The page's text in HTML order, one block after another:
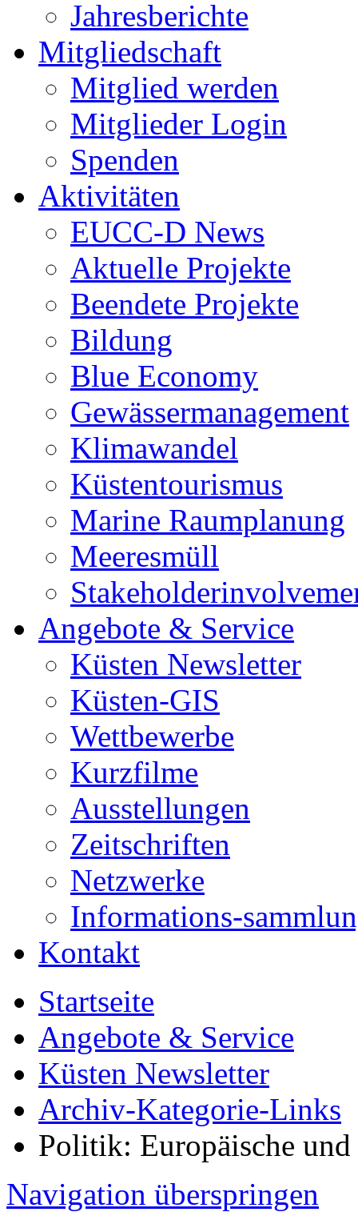
Jahresberichte
Mitgliedschaft
Mitglied werden
Mitglieder Login
Spenden
Aktivitäten
EUCC-D News
Aktuelle Projekte
Beendete Projekte
Bildung
Blue Economy
Gewässermanagement
Klimawandel
Küstentourismus
Marine Raumplanung
Meeresmüll
Angebote & Service
Küsten Newsletter
Küsten-GIS
Wettbewerbe
Kurzfilme
Ausstellungen
Zeitschriften
Netzwerke
Informations-
Kontakt
Startseite
Angebote & Service
Küsten Newsletter
Archiv-Kategorie-Links
Politik: Europäische
Navigation überspringen